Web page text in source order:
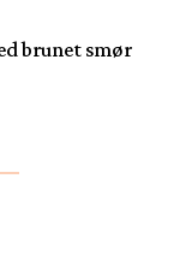
brunet smør